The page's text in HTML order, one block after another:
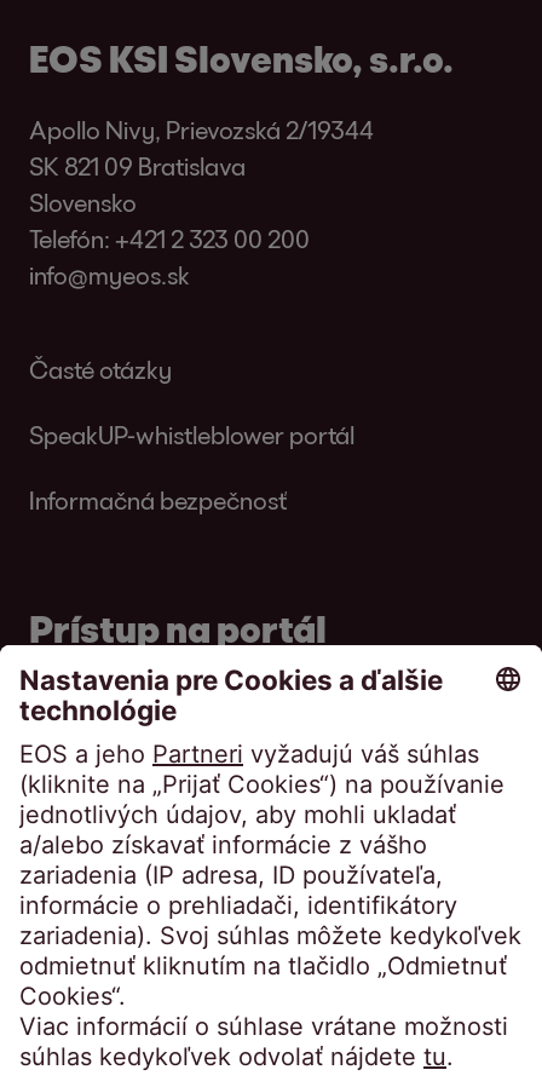
EOS KSI Slovensko, s.r.o.
Apollo Nivy, Prievozská 2/19344
SK 821 09 Bratislava
Slovensko
Telefón: +421 2 323 00 200
info@myeos.sk
Časté otázky
SpeakUP-whistleblower portál
Informačná bezpečnosť
Prístup na portál
Portál pre dlžníkov
Portál pre veriteľov